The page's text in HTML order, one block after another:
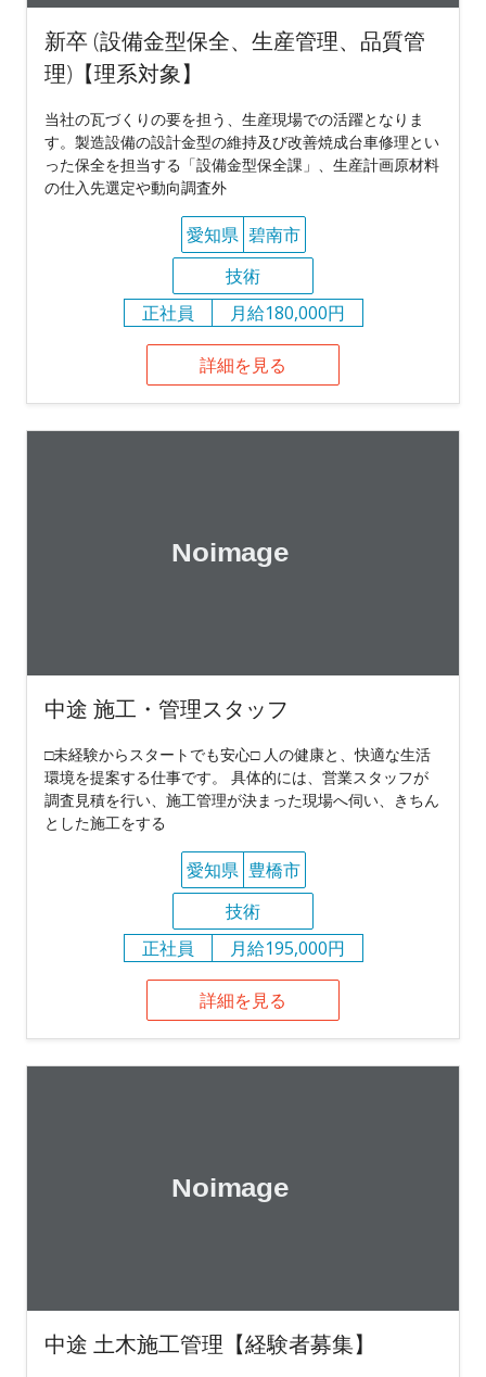
新卒 (設備金型保全、生産管理、品質管
理)【理系対象】
当社の瓦づくりの要を担う、生産現場での活躍となりま
す。製造設備の設計金型の維持及び改善焼成台車修理とい
った保全を担当する「設備金型保全課」、生産計画原材料
の仕入先選定や動向調査外
愛知県 碧南市
技術
正社員
月給180,000円
詳細を見る
中途 施工・管理スタッフ
□未経験からスタートでも安心□ 人の健康と、快適な生活
環境を提案する仕事です。 具体的には、営業スタッフが
調査見積を行い、施工管理が決まった現場へ伺い、きちん
とした施工をする
愛知県 豊橋市
技術
正社員
月給195,000円
詳細を見る
中途 土木施工管理【経験者募集】